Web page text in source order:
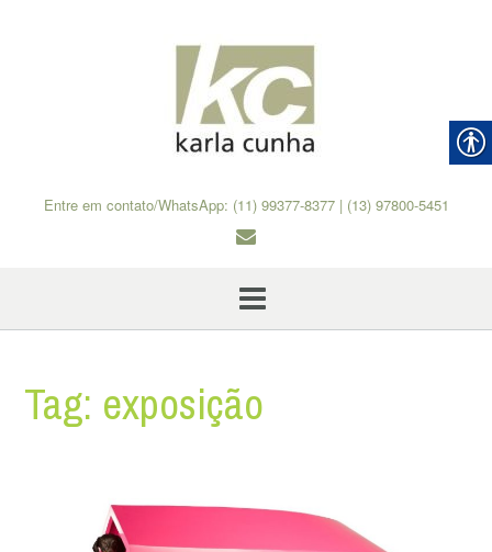
Entre em contato/WhatsApp: (11) 99377-8377 | (13) 97800-5451
Tag: exposição